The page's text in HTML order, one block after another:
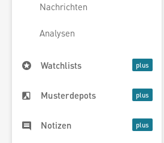
Nachrichten
Analysen
Watchlists
Musterdepots
Notizen